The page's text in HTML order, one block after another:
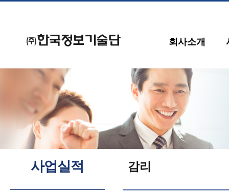
회사소개
감리
사업실적